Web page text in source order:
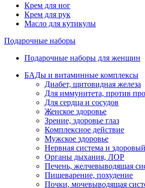
Крем для ног
Крем для рук
Масло для кутикулы
Подарочные наборы
Подарочные наборы для женщин
БАДы и витаминные комплексы
Диабет, щитовидная железа
Для иммунитета, против
Для сердца и сосудов
Женское здоровье
Зрение, здоровье глаз
Комплексное действие
Мужское здоровье
Нервная система и
Органы дыхания, ЛОР
Печень, желчевыводящая
Пищеварение, похудение
Почки, мочевыводящая